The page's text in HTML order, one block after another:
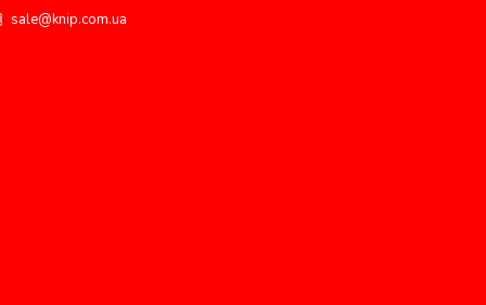
sale@knip.com.ua